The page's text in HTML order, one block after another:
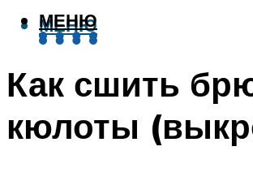
МЕНЮ
МЕНЮ
Как сшить
кюлоты